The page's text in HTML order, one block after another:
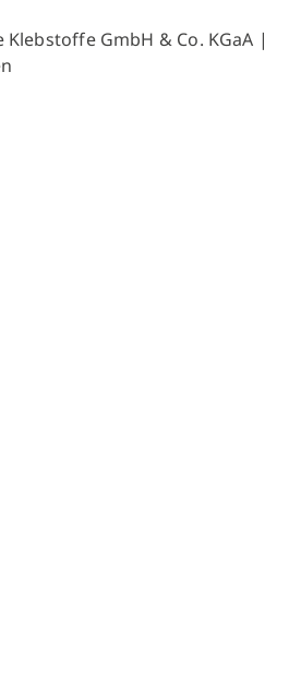
GmbH & Co. KGaA |